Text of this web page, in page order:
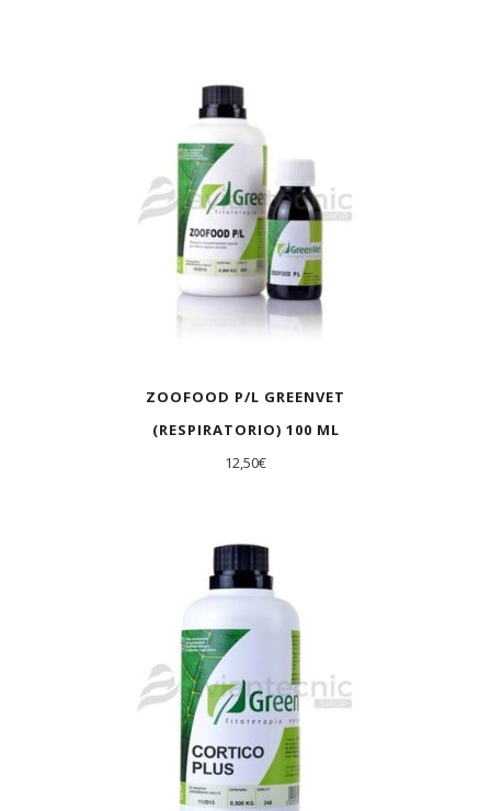
ZOOFOOD P/L GREENVET
(RESPIRATORIO) 100 ML
12,50€